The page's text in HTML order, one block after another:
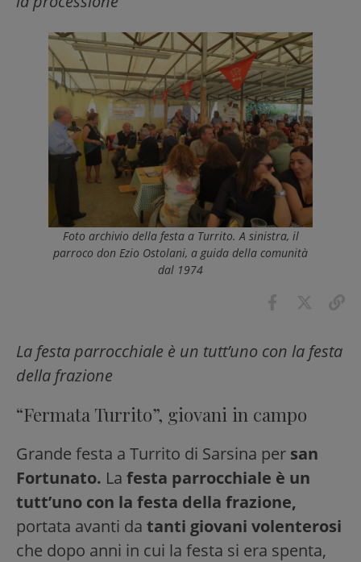
Foto archivio della festa a Turrito. A sinistra, il
parroco don Ezio Ostolani, a guida della comunità
dal 1974
La festa parrocchiale è un tutt’uno con la festa
della frazione
“Fermata Turrito”, giovani in campo
Grande festa a Turrito di Sarsina per san
Fortunato. La festa parrocchiale è un
tutt’uno con la festa della frazione,
portata avanti da tanti giovani volenterosi
che dopo anni in cui la festa si era spenta,